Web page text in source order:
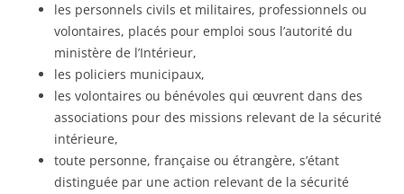
les personnels civils et militaires, professionnels ou
volontaires, placés pour emploi sous l’autorité du
ministère de l’Intérieur,
les policiers municipaux,
les volontaires ou bénévoles qui œuvrent dans des
associations pour des missions relevant de la sécurité
intérieure,
toute personne, française ou étrangère, s’étant
distinguée par une action relevant de la sécurité